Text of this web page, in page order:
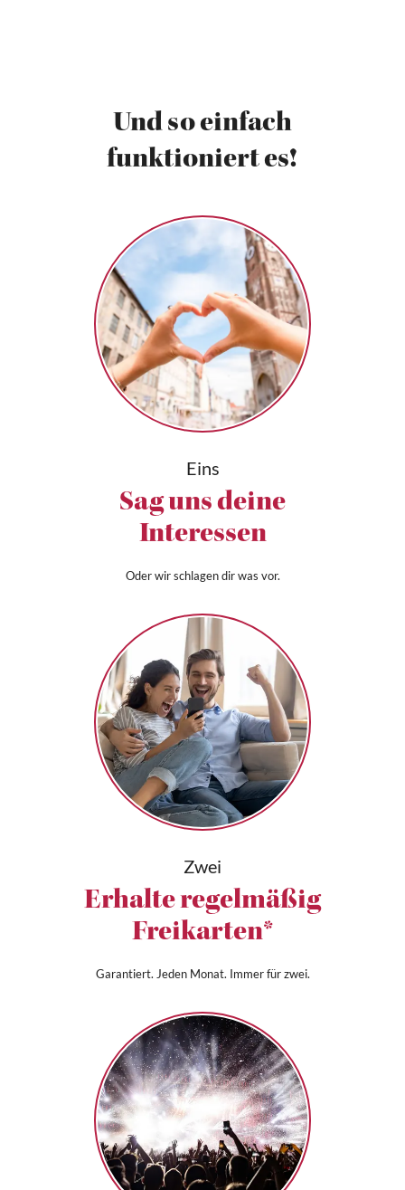
Und so einfach
funktioniert es!
Eins
Sag uns deine
Interessen
Oder wir schlagen dir was vor.
Zwei
Erhalte regelmäßig
Freikarten*
Garantiert. Jeden Monat. Immer für zwei.